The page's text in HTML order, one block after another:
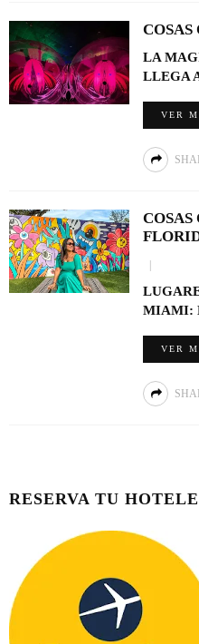
LA
LLEGA
VER
MIAMI:
VER
RESERVA TU